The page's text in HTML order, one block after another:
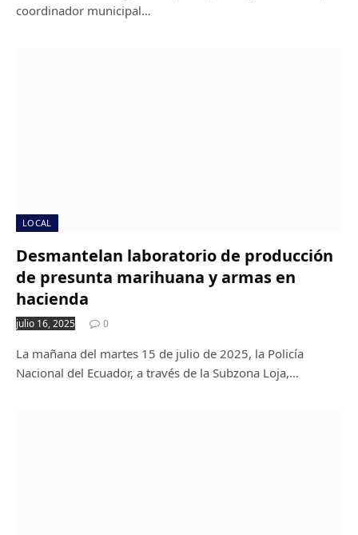
coordinador municipal…
LOCAL
Desmantelan laboratorio de producción
de presunta marihuana y armas en
hacienda
julio 16, 2025 0
La mañana del martes 15 de julio de 2025, la Policía
Nacional del Ecuador, a través de la Subzona Loja,…